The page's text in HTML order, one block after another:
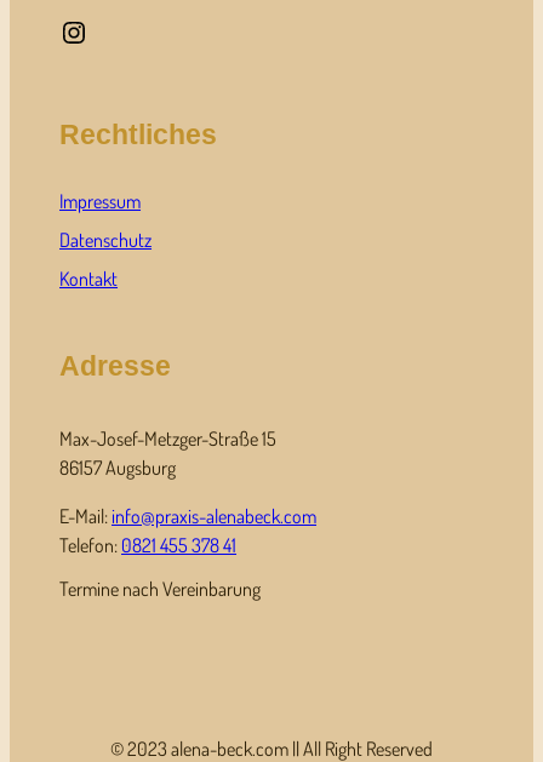
Instagram
Rechtliches
Impressum
Datenschutz
Kontakt
Adresse
Max-Josef-Metzger-Straße 15
86157 Augsburg
E-Mail: info@praxis-alenabeck.com
Telefon: 0821 455 378 41
Termine nach Vereinbarung
© 2023 alena-beck.com || All Right Reserved